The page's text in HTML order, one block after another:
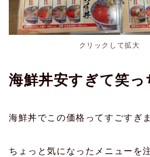
クリックして拡大
海鮮丼安すぎて笑っ
海鮮丼でこの価格ってすごすぎ
ちょっと気になったメニューを